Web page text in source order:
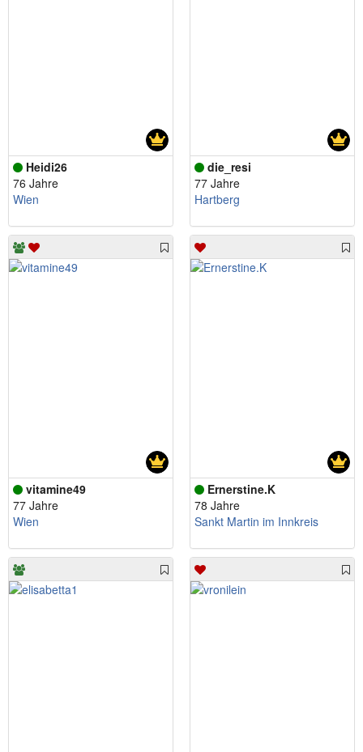
Heidi26
76 Jahre
Wien
die_resi
77 Jahre
Hartberg
vitamine49
77 Jahre
Wien
Ernerstine.K
78 Jahre
Sankt Martin im Innkreis